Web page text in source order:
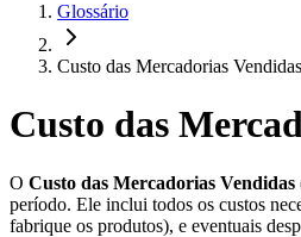
Glossário
Custo das Mercadorias
Custo das
O Custo das Mercadorias
período. Ele inclui todos os custos
fabrique os produtos), e eventuais